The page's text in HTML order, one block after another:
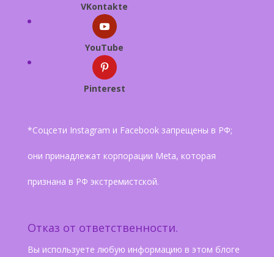
VKontakte
YouTube
Pinterest
*Соцсети Instagram и Facebook запрещены в РФ;
они принадлежат корпорации Meta, которая
признана в РФ экстремистской.
Отказ от ответственности.
Вы используете любую информацию в этом блоге